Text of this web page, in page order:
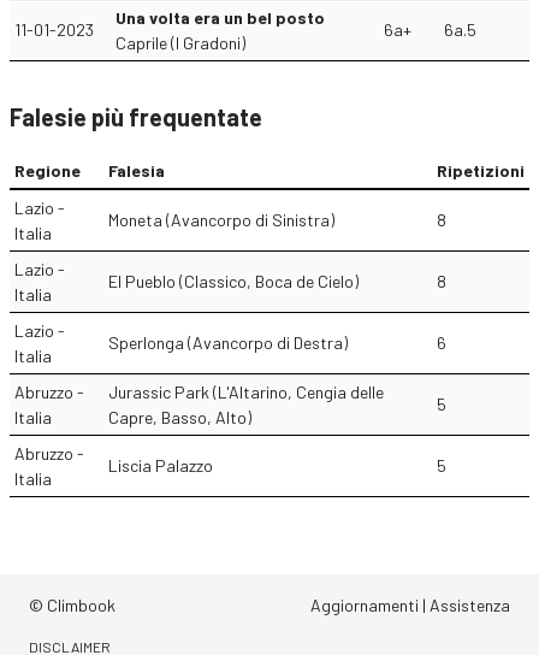
11-01-2023
Una volta era un bel posto
Caprile (I Gradoni)
6a+ 6a.5
Falesie più frequentate
Regione Falesia
Ripetizioni
Lazio -
Italia
Moneta (Avancorpo di Sinistra) 8
Lazio -
Italia
El Pueblo (Classico, Boca de Cielo) 8
Lazio -
Italia
Sperlonga (Avancorpo di Destra) 6
Abruzzo -
Italia
Jurassic Park (L'Altarino, Cengia delle
Capre, Basso, Alto)
5
Abruzzo -
Italia
Liscia Palazzo 5
© Climbook Aggiornamenti | Assistenza
DISCLAIMER